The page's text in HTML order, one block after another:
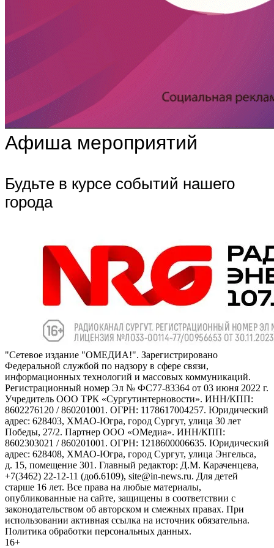
Афиша мероприятий
Будьте в курсе событий нашего
города
"Сетевое издание "ОМЕДИА!". Зарегистрировано
Федеральной службой по надзору в сфере связи,
информационных технологий и массовых коммуникаций.
Регистрационный номер Эл № ФС77-83364 от 03 июня 2022 г.
Учредитель ООО ТРК «Сургутинтерновости». ИНН/КПП:
8602276120 / 860201001. ОГРН: 1178617004257. Юридический
адрес: 628403, ХМАО-Югра, город Сургут, улица 30 лет
Победы, 27/2. Партнер ООО «ОМедиа». ИНН/КПП:
8602303021 / 860201001. ОГРН: 1218600006635. Юридический
адрес: 628408, ХМАО-Югра, город Сургут, улица Энгельса,
д. 15, помещение 301. Главный редактор: Д.М. Караченцева,
+7(3462) 22-12-11 (доб.6109), site@in-news.ru. Для детей
старше 16 лет. Все права на любые материалы,
опубликованные на сайте, защищены в соответствии с
законодательством об авторском и смежных правах. При
использовании активная ссылка на источник обязательна.
Политика обработки персональных данных.
16+